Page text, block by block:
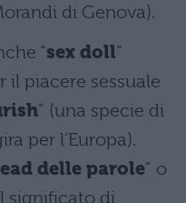
di Genova).
“sex doll”
il piacere sessuale
” (una specie di
per l’Europa).
delle parole” o
significato di